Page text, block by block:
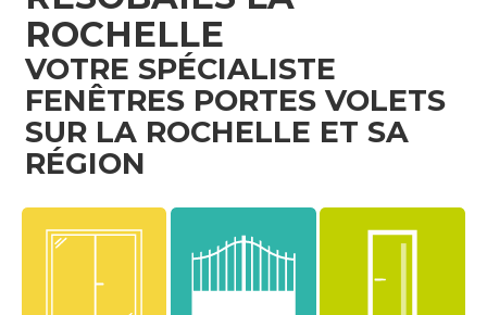
ROCHELLE
VOTRE SPÉCIALISTE
FENÊTRES PORTES VOLETS
SUR LA ROCHELLE ET SA
RÉGION